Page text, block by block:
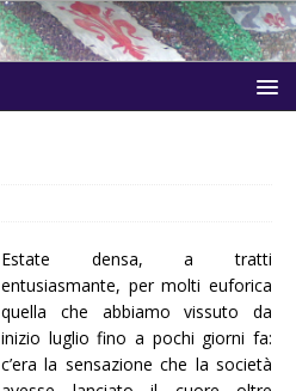
Estate densa, a tratti
entusiasmante, per molti euforica
quella che abbiamo vissuto da
inizio luglio fino a pochi giorni fa:
c’era la sensazione che la società